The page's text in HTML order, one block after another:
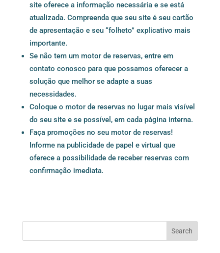
site oferece a informação necessária e se está
atualizada. Compreenda que seu site é seu cartão
de apresentação e seu “folheto” explicativo mais
importante.
Se não tem um motor de reservas, entre em
contato conosco para que possamos oferecer a
solução que melhor se adapte a suas
necessidades.
Coloque o motor de reservas no lugar mais visível
do seu site e se possível, em cada página interna.
Faça promoções no seu motor de reservas!
Informe na publicidade de papel e virtual que
oferece a possibilidade de receber reservas com
confirmação imediata.
Search